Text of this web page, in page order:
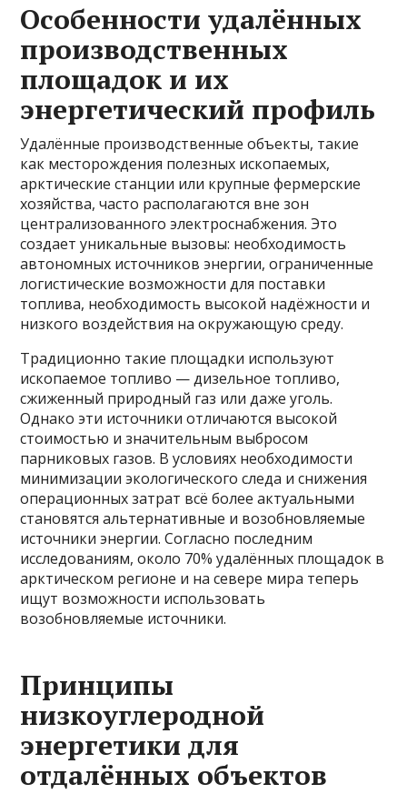
Особенности удалённых
производственных
площадок и их
энергетический профиль
Удалённые производственные объекты, такие
как месторождения полезных ископаемых,
арктические станции или крупные фермерские
хозяйства, часто располагаются вне зон
централизованного электроснабжения. Это
создает уникальные вызовы: необходимость
автономных источников энергии, ограниченные
логистические возможности для поставки
топлива, необходимость высокой надёжности и
низкого воздействия на окружающую среду.
Традиционно такие площадки используют
ископаемое топливо — дизельное топливо,
сжиженный природный газ или даже уголь.
Однако эти источники отличаются высокой
стоимостью и значительным выбросом
парниковых газов. В условиях необходимости
минимизации экологического следа и снижения
операционных затрат всё более актуальными
становятся альтернативные и возобновляемые
источники энергии. Согласно последним
исследованиям, около 70% удалённых площадок в
арктическом регионе и на севере мира теперь
ищут возможности использовать
возобновляемые источники.
Принципы
низкоуглеродной
энергетики для
отдалённых объектов